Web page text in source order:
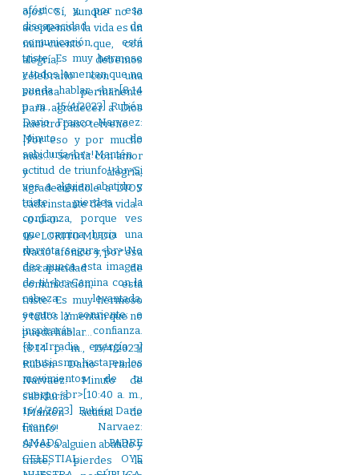
ojos”. Sí, aunque no lo
aceptemos: la vida es un
mini-cuento que, con
alegría, debemos
celebrarlo con una
sonrisa permanente
para agradecer a Dios
nuestro paso terreno.
¡Por eso y por mucho
más…! Sonría con amor
y alegría,
agradeciéndole a DIOS
cada instante de la vida.
-0-0-0-
16- LORITO MUDO
Nació afónico y, por esa
discapacidad de
comunicación, está
triste. Es muy hermoso
y todos lamentan que no
pueda hablar…
[8:14 p. m., 15/4/2023]
Rubén Dario Franco
Narvaez: Minuto de
sabiduría
!Mantén actitud de
triunfo!
Si ves a alguien abatido y
triste, pierdes la